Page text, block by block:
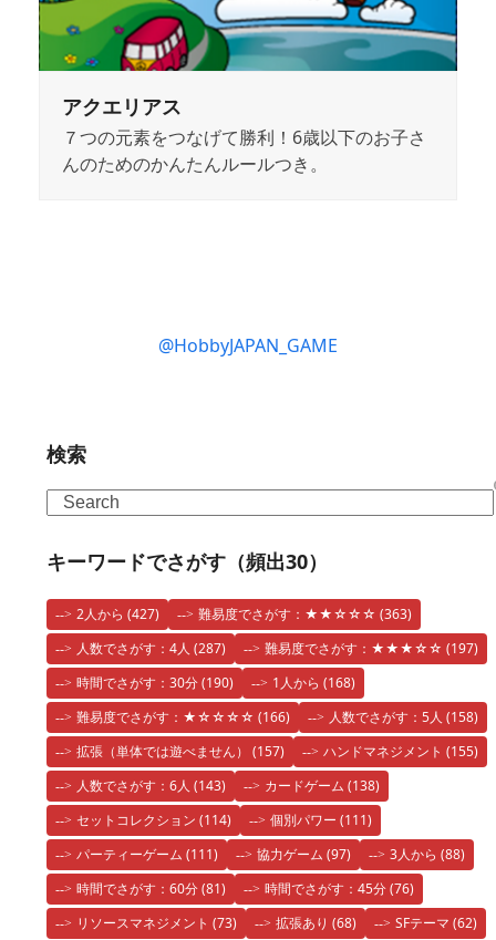
アクエリアス
７つの元素をつなげて勝利！6歳以下のお子さ
んのためのかんたんルールつき。
@HobbyJAPAN_GAME
検索
Search
キーワードでさがす（頻出30）
2人から (427) 難易度でさがす：★★☆☆☆ (363)
人数でさがす：4人 (287) 難易度でさがす：★★★☆☆ (197)
時間でさがす：30分(190) 1人から (168)
難易度でさがす：★☆☆☆☆ (166) 人数でさがす：5人 (158)
拡張（単体では遊べません） (157) ハンドマネジメント (155)
人数でさがす：6人 (143) カードゲーム (138)
セットコレクション (114) 個別パワー (111)
パーティーゲーム (111) 協力ゲーム (97) 3人から (88)
時間でさがす：60分(81) 時間でさがす：45分(76)
リソースマネジメント (73) 拡張あり (68) SFテーマ (62)